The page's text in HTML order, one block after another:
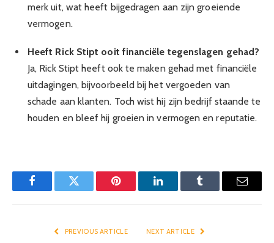
merk uit, wat heeft bijgedragen aan zijn groeiende
vermogen.
Heeft Rick Stipt ooit financiële tegenslagen gehad?
Ja, Rick Stipt heeft ook te maken gehad met financiële
uitdagingen, bijvoorbeeld bij het vergoeden van
schade aan klanten. Toch wist hij zijn bedrijf staande te
houden en bleef hij groeien in vermogen en reputatie.
FacebookTwitter Pinterest LinkedInTumblr Email
PREVIOUS ARTICLE NEXT ARTICLE